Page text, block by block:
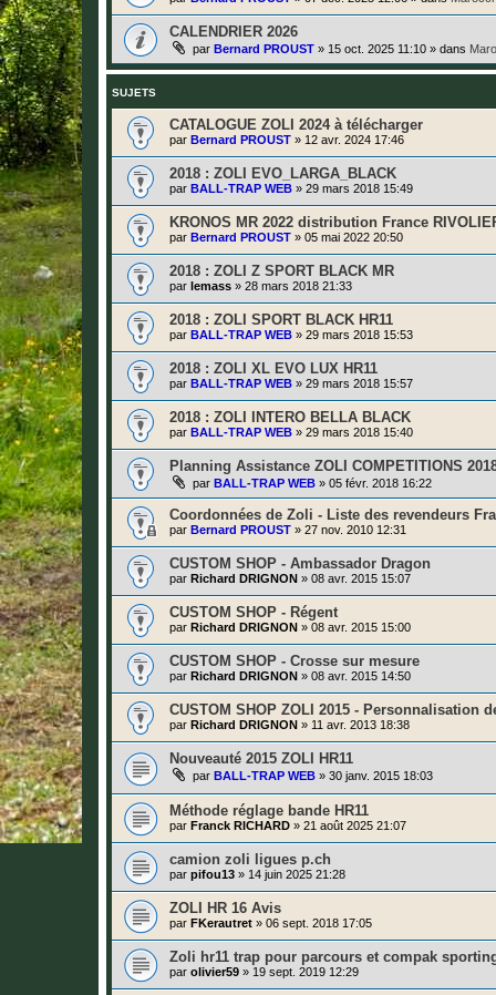
CALENDRIER 2026
par Bernard PROUST » 15 oct. 2025 11:10 » dans
SUJETS
CATALOGUE ZOLI 2024 à télécharger
par Bernard PROUST » 12 avr. 2024 17:46
2018 : ZOLI EVO_LARGA_BLACK
par BALL-TRAP WEB » 29 mars 2018 15:49
KRONOS MR 2022 distribution France
par Bernard PROUST » 05 mai 2022 20:50
2018 : ZOLI Z SPORT BLACK MR
par lemass » 28 mars 2018 21:33
2018 : ZOLI SPORT BLACK HR11
par BALL-TRAP WEB » 29 mars 2018 15:53
2018 : ZOLI XL EVO LUX HR11
par BALL-TRAP WEB » 29 mars 2018 15:57
2018 : ZOLI INTERO BELLA BLACK
par BALL-TRAP WEB » 29 mars 2018 15:40
Planning Assistance ZOLI COMPETITIONS
par BALL-TRAP WEB » 05 févr. 2018 16:22
Coordonnées de Zoli - Liste des revendeurs
par Bernard PROUST » 27 nov. 2010 12:31
CUSTOM SHOP - Ambassador Dragon
par Richard DRIGNON » 08 avr. 2015 15:07
CUSTOM SHOP - Régent
par Richard DRIGNON » 08 avr. 2015 15:00
CUSTOM SHOP - Crosse sur mesure
par Richard DRIGNON » 08 avr. 2015 14:50
CUSTOM SHOP ZOLI 2015 - Personnalisation
par Richard DRIGNON » 11 avr. 2013 18:38
Nouveauté 2015 ZOLI HR11
par BALL-TRAP WEB » 30 janv. 2015 18:03
Méthode réglage bande HR11
par Franck RICHARD » 21 août 2025 21:07
camion zoli ligues p.ch
par pifou13 » 14 juin 2025 21:28
ZOLI HR 16 Avis
par FKerautret » 06 sept. 2018 17:05
Zoli hr11 trap pour parcours et compak
par olivier59 » 19 sept. 2019 12:29